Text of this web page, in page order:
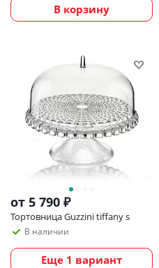
В корзину
от 5 790 ₽
Тортовница Guzzini tiffany s
В наличии
Еще 1 вариант